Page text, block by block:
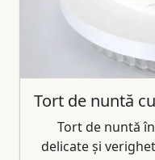
Tort de nuntă
Tort de nuntă
delicate și